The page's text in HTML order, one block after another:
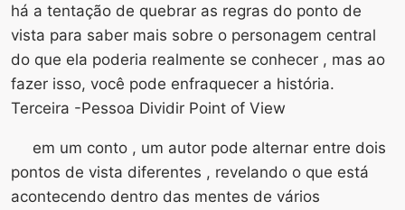
há a tentação de quebrar as regras do ponto de
vista para saber mais sobre o personagem central
do que ela poderia realmente se conhecer , mas ao
fazer isso, você pode enfraquecer a história.
Terceira -Pessoa Dividir Point of View
em um conto , um autor pode alternar entre dois
pontos de vista diferentes , revelando o que está
acontecendo dentro das mentes de vários